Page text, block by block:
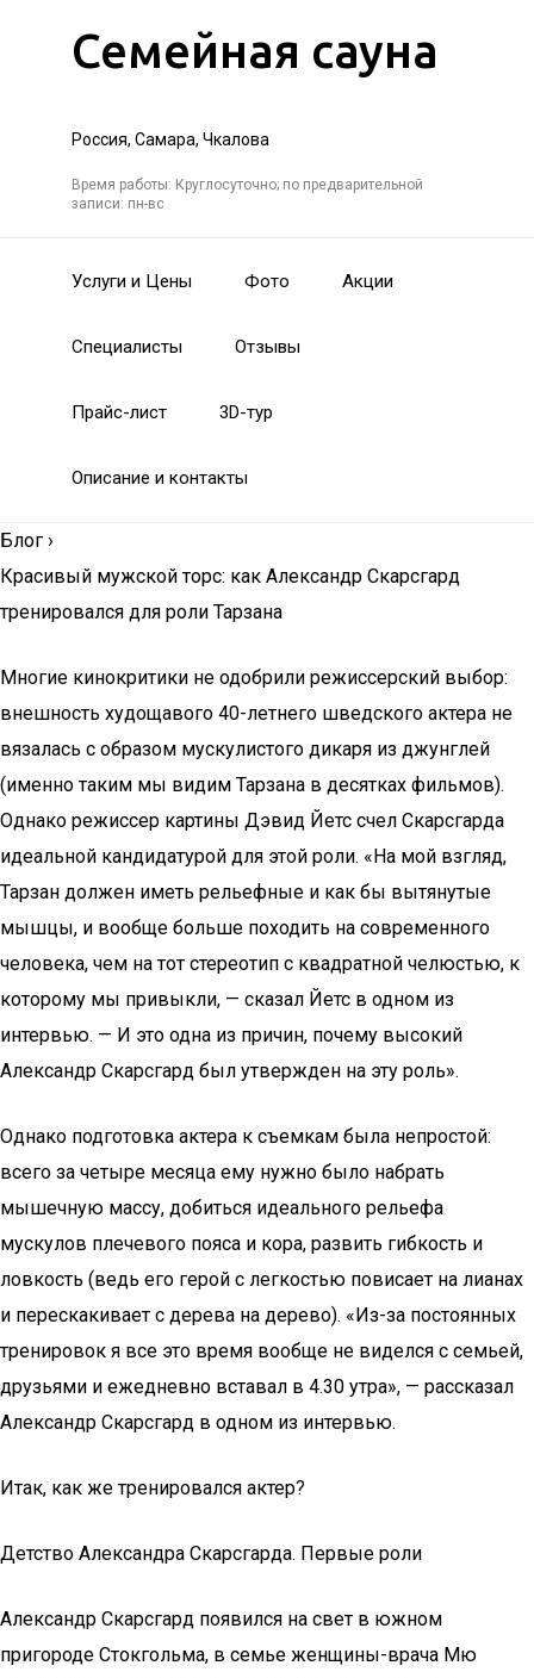
Семейная сауна
Россия, Самара, Чкалова
Время работы: Круглосуточно; по предварительной
записи: пн-вс
Услуги и Цены Фото Акции
Специалисты Отзывы
Прайс-лист 3D-тур
Описание и контакты
Блог ›
Красивый мужской торс: как Александр Скарсгард
тренировался для роли Тарзана
Многие кинокритики не одобрили режиссерский выбор:
внешность худощавого 40-летнего шведского актера не
вязалась с образом мускулистого дикаря из джунглей
(именно таким мы видим Тарзана в десятках фильмов).
Однако режиссер картины Дэвид Йетс счел Скарсгарда
идеальной кандидатурой для этой роли. «На мой взгляд,
Тарзан должен иметь рельефные и как бы вытянутые
мышцы, и вообще больше походить на современного
человека, чем на тот стереотип с квадратной челюстью, к
которому мы привыкли, — сказал Йетс в одном из
интервью. — И это одна из причин, почему высокий
Александр Скарсгард был утвержден на эту роль».
Однако подготовка актера к съемкам была непростой:
всего за четыре месяца ему нужно было набрать
мышечную массу, добиться идеального рельефа
мускулов плечевого пояса и кора, развить гибкость и
ловкость (ведь его герой с легкостью повисает на лианах
и перескакивает с дерева на дерево). «Из-за постоянных
тренировок я все это время вообще не виделся с семьей,
друзьями и ежедневно вставал в 4.30 утра», — рассказал
Александр Скарсгард в одном из интервью.
Итак, как же тренировался актер?
Детство Александра Скарсгарда. Первые роли
Александр Скарсгард появился на свет в южном
пригороде Стокгольма, в семье женщины-врача Мю